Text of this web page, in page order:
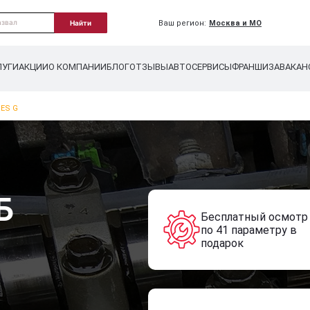
Найти Ваш регион: Москва и МО
АКЦИИО КОМПАНИИБЛОГОТЗЫВЫАВТОСЕРВИСЫФРАНШИЗА
G
Бесплатный осмотр
по 41 параметру в
подарок